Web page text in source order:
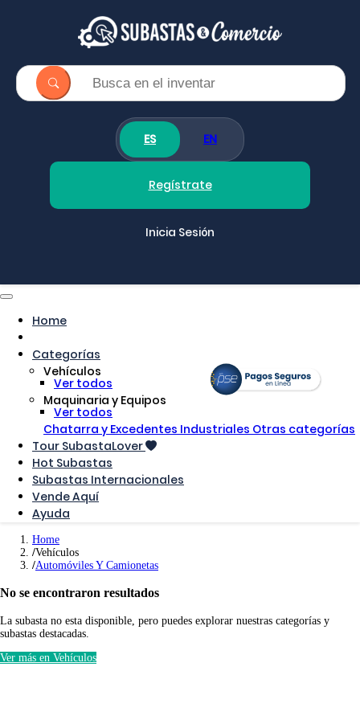
ES EN
Regístrate
Inicia Sesión
Home
Categorías
Vehículos
Ver todos
Maquinaria y Equipos
Ver todos
Chatarra y Excedentes Industriales Otras categorías
Tour SubastaLover
Hot Subastas
Subastas Internacionales
Vende Aquí
Ayuda
Home
Vehículos
Automóviles Y Camionetas
No se encontraron resultados
La subasta no esta disponible, pero puedes explorar nuestras categorías y
subastas destacadas.
Ver más en Vehículos